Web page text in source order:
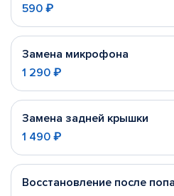
590 ₽
Замена микрофона
1 290 ₽
Замена задней крышки
1 490 ₽
Восстановление после